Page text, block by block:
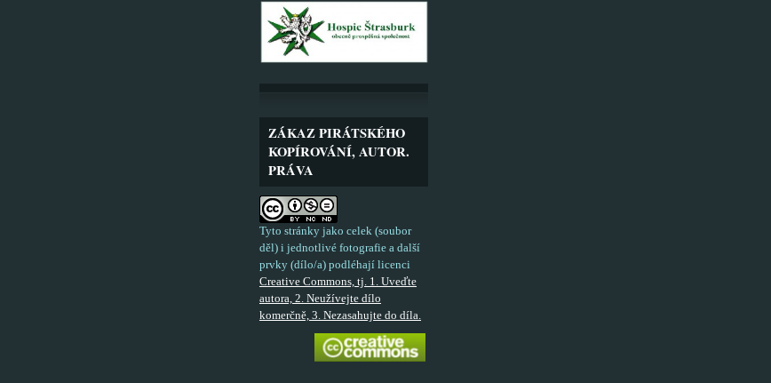
ZÁKAZ PIRÁTSKÉHO
KOPÍROVÁNÍ, AUTOR.
PRÁVA
Tyto stránky jako celek (soubor
děl) i jednotlivé fotografie a další
prvky (dílo/a) podléhají licenci
Creative Commons, tj. 1. Uveďte
autora, 2. Neužívejte dílo
komerčně, 3. Nezasahujte do díla.